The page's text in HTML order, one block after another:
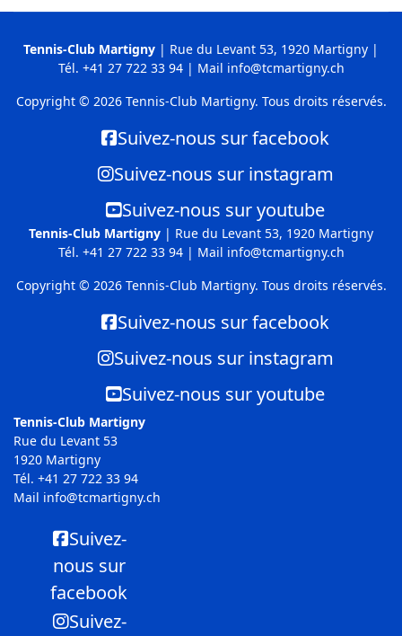
Tennis-Club Martigny | Rue du Levant 53, 1920 Martigny |
Tél. +41 27 722 33 94| Mail info@tcmartigny.ch
Copyright © 2026 Tennis-Club Martigny. Tous droits réservés.
Suivez-nous sur facebook
Suivez-nous sur instagram
Suivez-nous sur youtube
Tennis-Club Martigny | Rue du Levant 53, 1920 Martigny
Tél. +41 27 722 33 94| Mail info@tcmartigny.ch
Copyright © 2026 Tennis-Club Martigny. Tous droits réservés.
Suivez-nous sur facebook
Suivez-nous sur instagram
Suivez-nous sur youtube
Tennis-Club Martigny
Rue du Levant 53
1920 Martigny
Tél. +41 27 722 33 94
Mail info@tcmartigny.ch
Suivez-
nous sur
facebook
Suivez-